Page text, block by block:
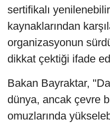
sertifikalı
kaynaklarından
organizasyonun
dikkat çektiği ifade
Bakan Bayraktar,
dünya, ancak çevre
omuzlarında